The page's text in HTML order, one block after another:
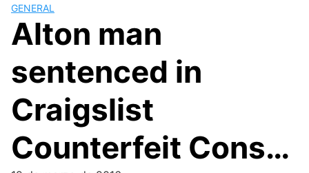
GENERAL
Alton man
sentenced in
Craigslist
Counterfeit Cons…